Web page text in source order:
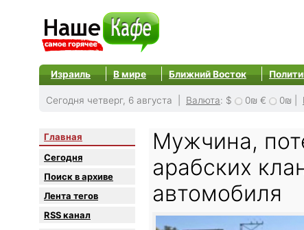
Израиль В мире Ближний Восток
Сегодня четверг, 6 августа | Валюта: $ 0₪ € 0₪
Главная
Сегодня
Поиск в архиве
Лента тегов
RSS канал
Мужчина,
арабских
автомобиля